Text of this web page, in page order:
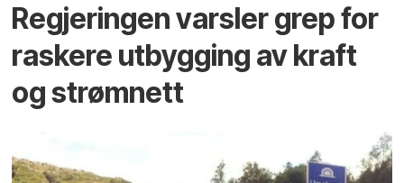
Regjeringen varsler grep for
raskere utbygging av kraft
og strømnett